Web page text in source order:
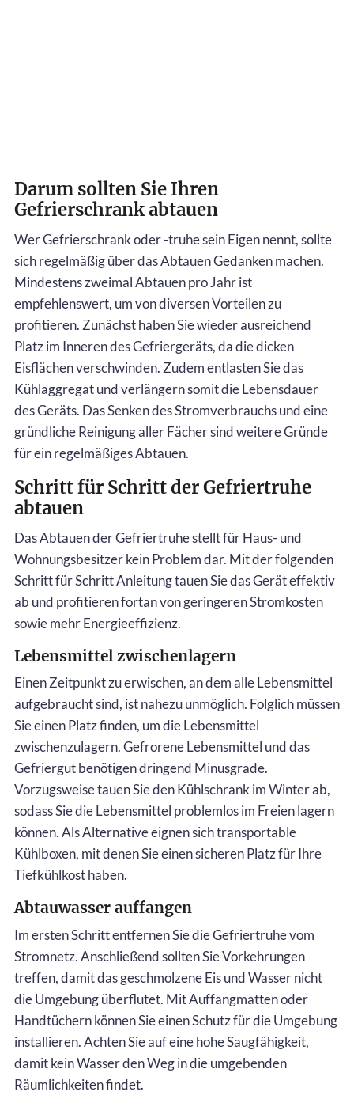
Darum sollten Sie Ihren
Gefrierschrank abtauen
Wer Gefrierschrank oder -truhe sein Eigen nennt, sollte
sich regelmäßig über das Abtauen Gedanken machen.
Mindestens zweimal Abtauen pro Jahr ist
empfehlenswert, um von diversen Vorteilen zu
profitieren. Zunächst haben Sie wieder ausreichend
Platz im Inneren des Gefriergeräts, da die dicken
Eisflächen verschwinden. Zudem entlasten Sie das
Kühlaggregat und verlängern somit die Lebensdauer
des Geräts. Das Senken des Stromverbrauchs und eine
gründliche Reinigung aller Fächer sind weitere Gründe
für ein regelmäßiges Abtauen.
Schritt für Schritt der Gefriertruhe
abtauen
Das Abtauen der Gefriertruhe stellt für Haus- und
Wohnungsbesitzer kein Problem dar. Mit der folgenden
Schritt für Schritt Anleitung tauen Sie das Gerät effektiv
ab und profitieren fortan von geringeren Stromkosten
sowie mehr Energieeffizienz.
Lebensmittel zwischenlagern
Einen Zeitpunkt zu erwischen, an dem alle Lebensmittel
aufgebraucht sind, ist nahezu unmöglich. Folglich müssen
Sie einen Platz finden, um die Lebensmittel
zwischenzulagern. Gefrorene Lebensmittel und das
Gefriergut benötigen dringend Minusgrade.
Vorzugsweise tauen Sie den Kühlschrank im Winter ab,
sodass Sie die Lebensmittel problemlos im Freien lagern
können. Als Alternative eignen sich transportable
Kühlboxen, mit denen Sie einen sicheren Platz für Ihre
Tiefkühlkost haben.
Abtauwasser auffangen
Im ersten Schritt entfernen Sie die Gefriertruhe vom
Stromnetz. Anschließend sollten Sie Vorkehrungen
treffen, damit das geschmolzene Eis und Wasser nicht
die Umgebung überflutet. Mit Auffangmatten oder
Handtüchern können Sie einen Schutz für die Umgebung
installieren. Achten Sie auf eine hohe Saugfähigkeit,
damit kein Wasser den Weg in die umgebenden
Räumlichkeiten findet.